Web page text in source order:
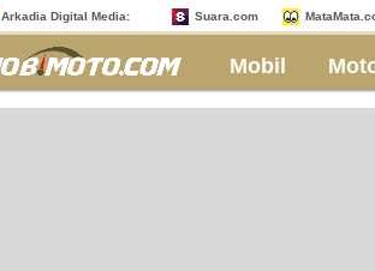
Arkadia Digital Media: Suara.com
Mobil